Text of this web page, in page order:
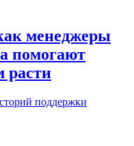
менеджеры
помогают
расти